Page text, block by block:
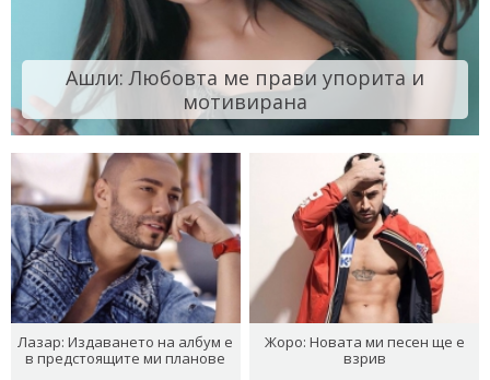
Ашли: Любовта ме прави упорита и
мотивирана
Лазар: Издаването на албум е
в предстоящите ми планове
Жоро: Новата ми песен ще е
взрив